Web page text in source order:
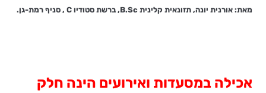
מאת: אורנית יונה, תזונאית קלינית B.Sc, ברשת סטודיו C , סניף רמת-גן.
אכילה במסעדות ואירועים הינה חלק